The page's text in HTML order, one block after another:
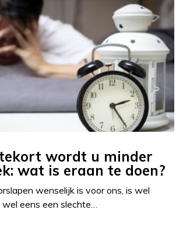
wordt u minder
wat is eraan te doen?
wenselijk is voor ons, is wel
wel eens een slechte…